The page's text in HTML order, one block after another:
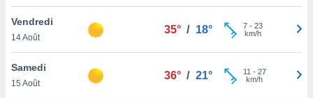
ou
de
le
Vendredi
14 Août
35° / 18° 7- 23
km/h
Samedi
15 Août
36° / 21° 11 - 27
km/h